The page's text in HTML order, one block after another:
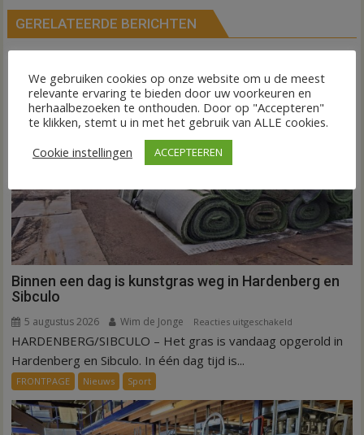
GERELATEERDE BERICHTEN
Binnen een dag is kunstgras weg in Hardenberg en
Sibculo
5 augustus 2026 Wim de Jonge Reacties uitgeschakeld
Binnen
kunstgras
weg
HARDENBERG/SIBCULO – Het gras is vandaag opgerold in
Hardenberg en Sibculo. In één dag tijd is...
FRONTPAGE Nieuws Sport
We gebruiken cookies op onze website om u de meest
relevante ervaring te bieden door uw voorkeuren en
herhaalbezoeken te onthouden. Door op "Accepteren"
te klikken, stemt u in met het gebruik van ALLE cookies.
Cookie instellingen
ACCEPTEEREN